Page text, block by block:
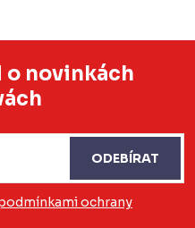
o novinkách
ochrany
ODEBÍRAT